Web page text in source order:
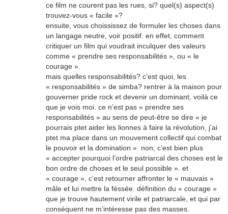
ce film ne courent pas les rues, si? quel(s) aspect(s)
trouvez-vous « facile »?
ensuite, vous choississez de formuler les choses dans
un langage neutre, voir positif. en effet, comment
critiquer un film qui voudrait inculquer des valeurs
comme « prendre ses responsabilités », ou « le
courage ».
mais quelles responsabilités? c’est quoi, les
« responsabilités » de simba? rentrer à la maison pour
gouverner pride rock et devenir un dominant, voilà ce
que je vois moi. ce n’est pas « prendre ses
responsabilités » au sens de peut-être se dire « je
pourrais ptet aider les lionnes à faire la révolution, j’ai
ptet ma place dans un mouvement collectif qui combat
le pouvoir et la domination ». non, c’est bien plus
« accepter pourquoi l’ordre patriarcal des choses est le
bon ordre de choses et le seul possible ». et
« courage », c’est retourner affronter le « mauvais »
mâle et lui mettre la féssée. définition du « courage »
que je trouve hautement virile et patriarcale, et qui par
conséquent ne m’intéresse pas des masses.